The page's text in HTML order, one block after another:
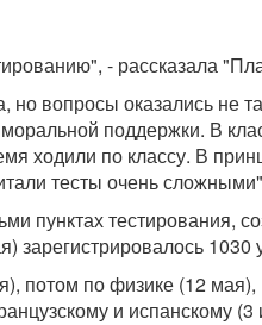
- рассказала
но вопросы оказались
поддержки. В
ходили по классу. В
тесты очень
пунктах
1030
по физике (12
и